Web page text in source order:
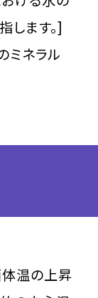
します。]
ミネラル
体温の上昇